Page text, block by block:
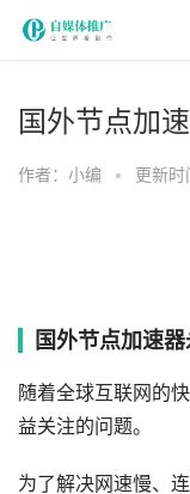
国外节点加
作者：小编 • 更新
国外节点加速
随着全球互联网的
益关注的问题。
为了解决网速慢、